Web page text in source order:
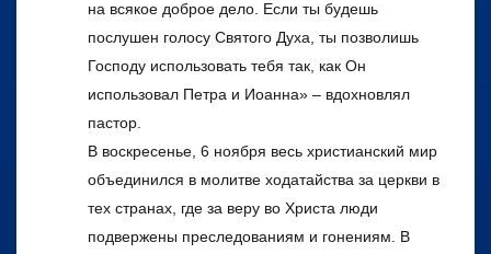
на всякое доброе дело. Если ты будешь
послушен голосу Святого Духа, ты позволишь
Господу использовать тебя так, как Он
использовал Петра и Иоанна» – вдохновлял
пастор.
В воскресенье, 6 ноября весь христианский мир
объединился в молитве ходатайства за церкви в
тех странах, где за веру во Христа люди
подвержены преследованиям и гонениям. В